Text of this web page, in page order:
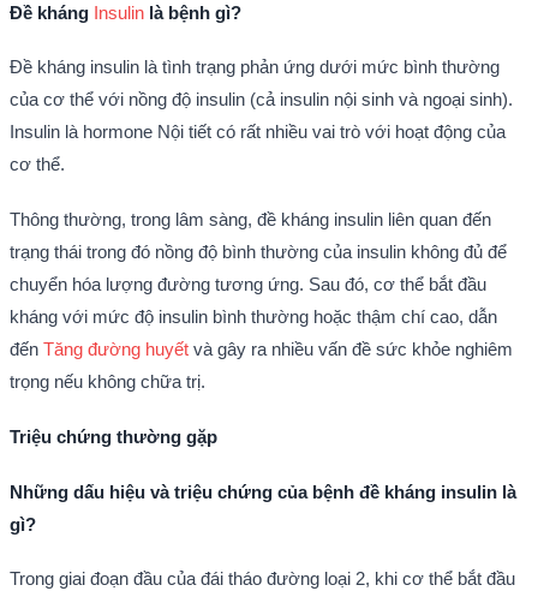
Đề kháng Insulin là bệnh gì?
Đề kháng insulin là tình trạng phản ứng dưới mức bình thường
của cơ thể với nồng độ insulin (cả insulin nội sinh và ngoại sinh).
Insulin là hormone Nội tiết có rất nhiều vai trò với hoạt động của
cơ thể.
Thông thường, trong lâm sàng, đề kháng insulin liên quan đến
trạng thái trong đó nồng độ bình thường của insulin không đủ để
chuyển hóa lượng đường tương ứng. Sau đó, cơ thể bắt đầu
kháng với mức độ insulin bình thường hoặc thậm chí cao, dẫn
đến Tăng đường huyết và gây ra nhiều vấn đề sức khỏe nghiêm
trọng nếu không chữa trị.
Triệu chứng thường gặp
Những dấu hiệu và triệu chứng của bệnh đề kháng insulin là
gì?
Trong giai đoạn đầu của đái tháo đường loại 2, khi cơ thể bắt đầu